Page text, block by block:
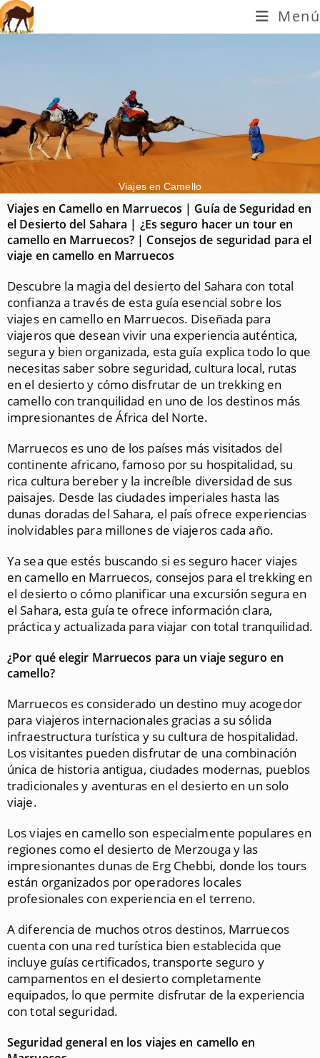
Menú
Viajes en Camello
Viajes en Camello en Marruecos | Guía de Seguridad en
el Desierto del Sahara | ¿Es seguro hacer un tour en
camello en Marruecos? | Consejos de seguridad para el
viaje en camello en Marruecos
Descubre la magia del desierto del Sahara con total
confianza a través de esta guía esencial sobre los
viajes en camello en Marruecos. Diseñada para
viajeros que desean vivir una experiencia auténtica,
segura y bien organizada, esta guía explica todo lo que
necesitas saber sobre seguridad, cultura local, rutas
en el desierto y cómo disfrutar de un trekking en
camello con tranquilidad en uno de los destinos más
impresionantes de África del Norte.
Marruecos es uno de los países más visitados del
continente africano, famoso por su hospitalidad, su
rica cultura bereber y la increíble diversidad de sus
paisajes. Desde las ciudades imperiales hasta las
dunas doradas del Sahara, el país ofrece experiencias
inolvidables para millones de viajeros cada año.
Ya sea que estés buscando si es seguro hacer viajes
en camello en Marruecos, consejos para el trekking en
el desierto o cómo planificar una excursión segura en
el Sahara, esta guía te ofrece información clara,
práctica y actualizada para viajar con total tranquilidad.
¿Por qué elegir Marruecos para un viaje seguro en
camello?
Marruecos es considerado un destino muy acogedor
para viajeros internacionales gracias a su sólida
infraestructura turística y su cultura de hospitalidad.
Los visitantes pueden disfrutar de una combinación
única de historia antigua, ciudades modernas, pueblos
tradicionales y aventuras en el desierto en un solo
viaje.
Los viajes en camello son especialmente populares en
regiones como el desierto de Merzouga y las
impresionantes dunas de Erg Chebbi, donde los tours
están organizados por operadores locales
profesionales con experiencia en el terreno.
A diferencia de muchos otros destinos, Marruecos
cuenta con una red turística bien establecida que
incluye guías certificados, transporte seguro y
campamentos en el desierto completamente
equipados, lo que permite disfrutar de la experiencia
con total seguridad.
Seguridad general en los viajes en camello en